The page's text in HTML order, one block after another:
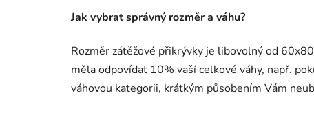
Jak vybrat správný rozměr a váhu?
Rozměr zátěžové přikrývky je libovolný od
měla odpovídat 10% vaší celkové váhy, např.
váhovou kategorii, krátkým působením Vám